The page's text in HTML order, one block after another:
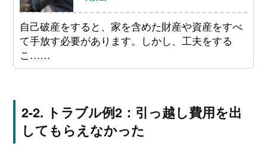
自己破産をすると、家を含めた財産や資産をすべ
て手放す必要があります。しかし、工夫をする
こ……
トラブル例2：引っ越し費用を出
してもらえなかった